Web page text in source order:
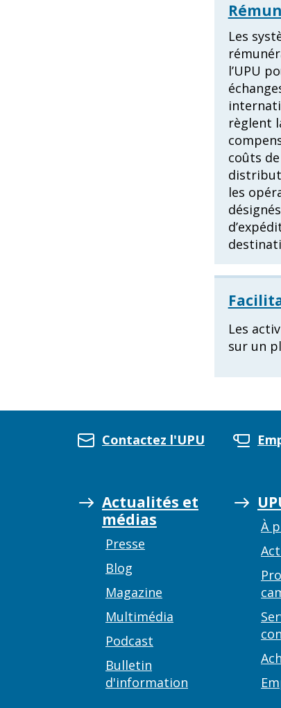
Les
l’UPU
règlent
coûts de
les
Les
sur un
Contactez l'UPU
Actualités et
médias
Presse
Blog
Magazine
Multimédia
Podcast
Bulletin
d'information
À